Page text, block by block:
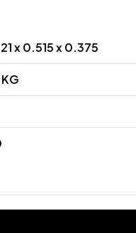
x 0.515 x 0.375